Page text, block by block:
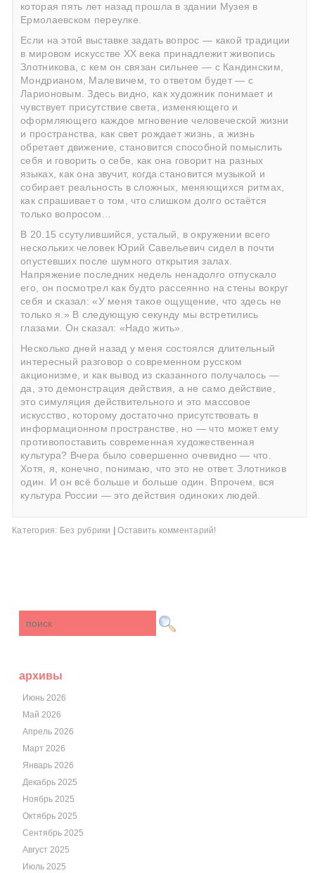
которая пять лет назад прошла в здании Музея в
Ермолаевском переулке.
Если на этой выставке задать вопрос — какой традиции
в мировом искусстве ХХ века принадлежит живопись
Злотникова, с кем он связан сильнее — с Кандинским,
Мондрианом, Малевичем, то ответом будет — с
Ларионовым. Здесь видно, как художник понимает и
чувствует присутствие света, изменяющего и
оформляющего каждое мгновение человеческой жизни
и пространства, как свет рождает жизнь, а жизнь
обретает движение, становится способной помыслить
себя и говорить о себе, как она говорит на разных
языках, как она звучит, когда становится музыкой и
собирает реальность в сложных, меняющихся ритмах,
как спрашивает о том, что слишком долго остаётся
только вопросом…
В 20.15 ссутулившийся, усталый, в окружении всего
нескольких человек Юрий Савельевич сидел в почти
опустевших после шумного открытия залах.
Напряжение последних недель ненадолго отпускало
его, он посмотрел как будто рассеянно на стены вокруг
себя и сказал: «У меня такое ощущение, что здесь не
только я.» В следующую секунду мы встретились
глазами. Он сказал: «Надо жить».
Несколько дней назад у меня состоялся длительный
интересный разговор о современном русском
акционизме, и как вывод из сказанного получалось —
да, это демонстрация действия, а не само действие,
это симуляция действительного и это массовое
искусство, которому достаточно присутствовать в
информационном пространстве, но — что может ему
противопоставить современная художественная
культура? Вчера было совершенно очевидно — что.
Хотя, я, конечно, понимаю, что это не ответ. Злотников
один. И он всё больше и больше один. Впрочем, вся
культура России — это действия одиноких людей.
Категория: Без рубрики Оставить комментарий!
архивы
Июнь 2026
Май 2026
Апрель 2026
Март 2026
Январь 2026
Декабрь 2025
Ноябрь 2025
Октябрь 2025
Сентябрь 2025
Август 2025
Июль 2025